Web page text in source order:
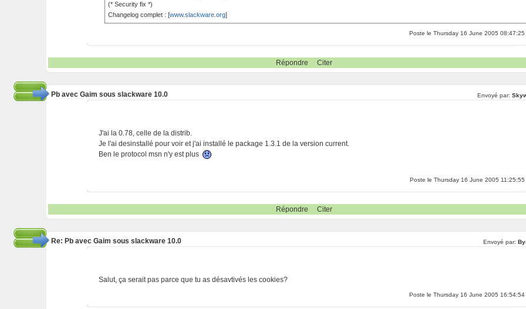
(* Security fix *)
Changelog complet : [www.slackware.org]
Poste le Thursday 16 June 2005 08:47:25
Répondre Citer
Pb avec Gaim sous slackware 10.0 Envoyé par:
J'ai la 0.78, celle de la distrib.
Je l'ai desinstallé pour voir et j'ai installé le package 1.3.1 de la version current.
Ben le protocol msn n'y est plus
Poste le Thursday 16 June 2005 11:25:55
Répondre Citer
Re: Pb avec Gaim sous slackware 10.0 Envoyé par:
Salut, ça serait pas parce que tu as désavtivés les cookies?
Poste le Thursday 16 June 2005 16:54:54